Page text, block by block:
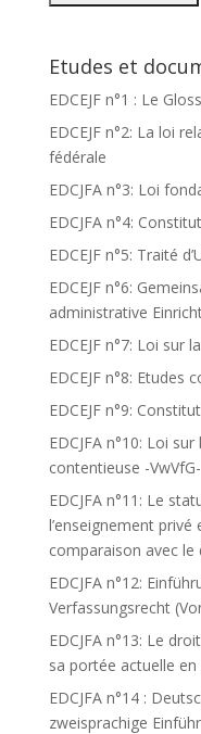
Etudes et
EDCEJF n°1 : Le
EDCEJF n°2: La loi
fédérale
EDCJFA n°3: Loi
EDCJFA n°4:
EDCEJF n°5: Traité
EDCEJF n°6:
administrative
EDCEJF n°7: Loi sur
EDCEJF n°8: Etudes
EDCEJF n°9:
EDCJFA n°10: Loi
contentieuse -VwVfG-
EDCJFA n°11: Le
l’enseignement
comparaison avec le
EDCJFA n°12:
Verfassungsrecht
EDCJFA n°13: Le
sa portée actuelle
EDCJFA n°14 :
zweisprachige